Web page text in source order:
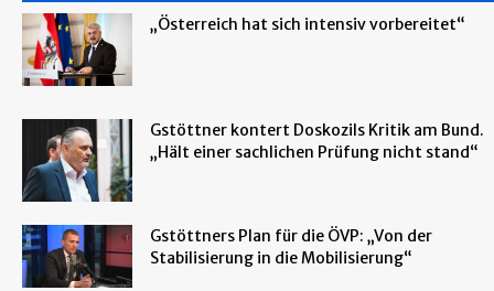
„Österreich hat sich intensiv vorbereitet“
Gstöttner kontert Doskozils Kritik am Bund.
„Hält einer sachlichen Prüfung nicht stand“
Gstöttners Plan für die ÖVP: „Von der
Stabilisierung in die Mobilisierung“